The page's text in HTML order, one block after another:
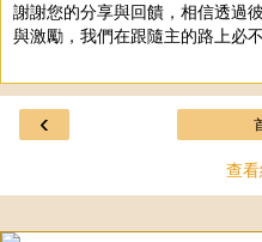
謝謝您的分享與回饋，相信透過
與激勵，我們在跟隨主的路上必不
‹
查